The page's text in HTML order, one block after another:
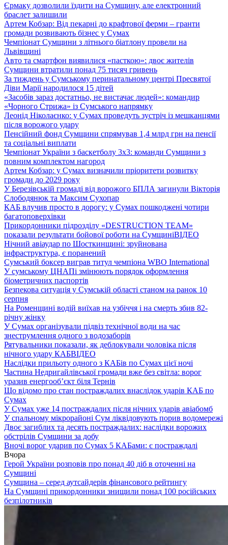
Єрмаку дозволили їздити на Сумщину, але електронний
браслет залишили
Артем Кобзар: Від пекарні до крафтової ферми – гранти
громади розвивають бізнес у Сумах
Чемпіонат Сумщини з літнього біатлону провели на
Львівщині
Авто та смартфон виявилися «пасткою»: двоє жителів
Сумщини втратили понад 75 тисяч гривень
За тиждень у Сумському перинатальному центрі Пресвятої
Діви Марії народилося 15 дітей
«Засобів зараз достатньо, не вистачає людей»: командир
«Чорного Стрижа» із Сумського напрямку
Леонід Ніколаєнко: у Сумах проведуть зустріч із мешканцями
після ворожого удару
Пенсійний фонд Сумщини спрямував 1,4 млрд грн на пенсії
та соціальні виплати
Чемпіонат України з баскетболу 3х3: команди Сумщини з
повним комплектом нагород
Артем Кобзар: у Сумах визначили пріоритети розвитку
громади до 2029 року
У Березівській громаді від ворожого БПЛА загинули Вікторія
Слободянюк та Максим Сухопар
КАБ влучив просто в дорогу: у Сумах пошкоджені чотири
багатоповерхівки
Прикордонники підрозділу «DESTRUCTION TEAM»
показали результати бойової роботи на СумщиніВІДЕО
Нічний авіаудар по Шосткинщині: зруйнована
інфраструктура, є поранений
Сумський боксер виграв титул чемпіона WBO International
У сумському ЦНАПі змінюють порядок оформлення
біометричних паспортів
Безпекова ситуація у Сумській області станом на ранок 10
серпня
На Роменщині водій виїхав на узбіччя і на смерть збив 82-
річну жінку
У Сумах організували підвіз технічної води на час
знеструмлення одного з водозаборів
Рятувальники показали, як деблокували чоловіка після
нічного удару КАБВІДЕО
Наслідки прильоту одного з КАБів по Сумах цієї ночі
Частина Недригайлівської громади вже без світла: ворог
уразив енергооб’єкт біля Тернів
Що відомо про стан постраждалих внаслідок ударів КАБ по
Сумах
У Сумах уже 14 постраждалих після нічних ударів авіабомб
У спальному мікрорайоні Сум ліквідовують порив водомережі
Двоє загиблих та десять постраждалих: наслідки ворожих
обстрілів Сумщини за добу
Вночі ворог ударив по Сумах 5 КАБами: є постраждалі
Вчора
Герой України розповів про понад 40 діб в оточенні на
Сумщині
Сумщина – серед аутсайдерів фінансового рейтингу
На Сумщині прикордонники знищили понад 100 російських
безпілотників